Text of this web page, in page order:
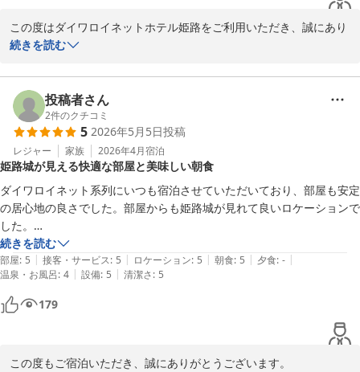
この度はダイワロイネットホテル姫路をご利用いただき、誠にあり
がとうございます。
嬉しく拝読いたしました。
アーケードを通って駅まで雨に濡れずにご移動いただける点は、当
館の魅力のひとつでございますので、お役立ていただけたご様子に
安堵しております。
さらに、セパレートタイプのバスルームについてもお気に召してい
ただき、ゆっくりお寛ぎいただけたとのこと、何よりでございま
す。
スタッフの対応につきましても温かいお言葉を頂戴し、大変励みに
なります。
今後も皆様に快適で心地よいご滞在を提供できますよう努めてまい
ります。
また姫路へお越しの際には、ぜひ当館をご利用くださいませ。
スタッフ一同、心よりお待ち申し上げております。
ダイワロイネットホテル姫路
続きを読む
投稿者さん
2件のクチコミ
5 2026年5月5日投稿
レジャー 家族 2026年4月宿泊
姫路城が見える快適な部屋と美味しい朝食
ダイワロイネット系列にいつも宿泊させていただいており、部屋も安定
の居心地の良さでした。部屋からも姫路城が見れて良いロケーションで
した。
1点、アメニティで入浴剤が無かったのが残念でしたが、朝食も非常に
美味しく、トータルでは大満足でした。ありがとうございました！
続きを読む
部屋: 5 | 接客・サービス: 5 | ロケーション: 5 | 朝食: 5 | 夕食: - |
温泉・お風呂: 4 | 設備: 5 | 清潔さ: 5
179
この度もご宿泊いただき、誠にありがとうございます。